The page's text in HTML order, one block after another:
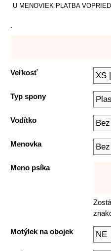
U MENOVIEK PLATBA
.
Veľkosť
Typ spony
Vodítko
Menovka
Meno psíka
Motýlek na obojek